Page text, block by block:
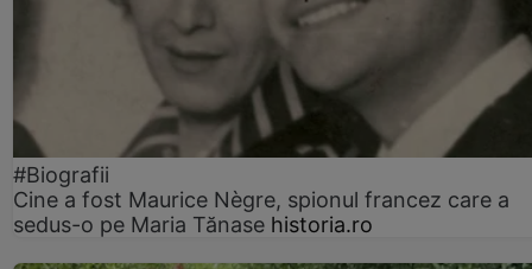
#Biografii
Cine a fost Maurice Nègre, spionul francez care a
sedus-o pe Maria Tănase historia.ro